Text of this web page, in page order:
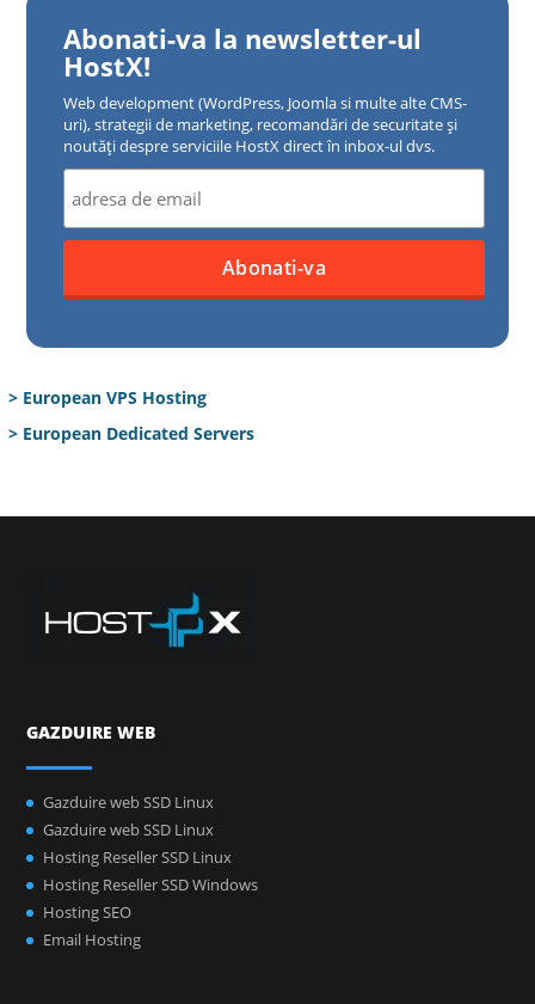
Abonati-va la newsletter-ul
HostX!
Web development (WordPress, Joomla si multe alte CMS-
uri), strategii de marketing, recomandări de securitate și
noutăți despre serviciile HostX direct în inbox-ul dvs.
> European VPS Hosting
> European Dedicated Servers
GAZDUIRE WEB
Gazduire web SSD Linux
Gazduire web SSD Linux
Hosting Reseller SSD Linux
Hosting Reseller SSD Windows
Hosting SEO
Email Hosting